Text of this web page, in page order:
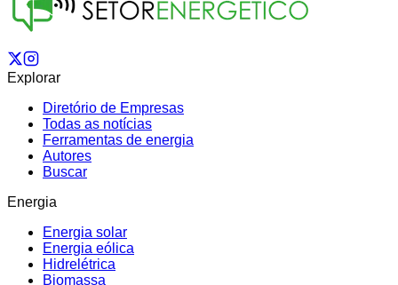
Explorar
Diretório de Empresas
Todas as notícias
Ferramentas de energia
Autores
Buscar
Energia
Energia solar
Energia eólica
Hidrelétrica
Biomassa